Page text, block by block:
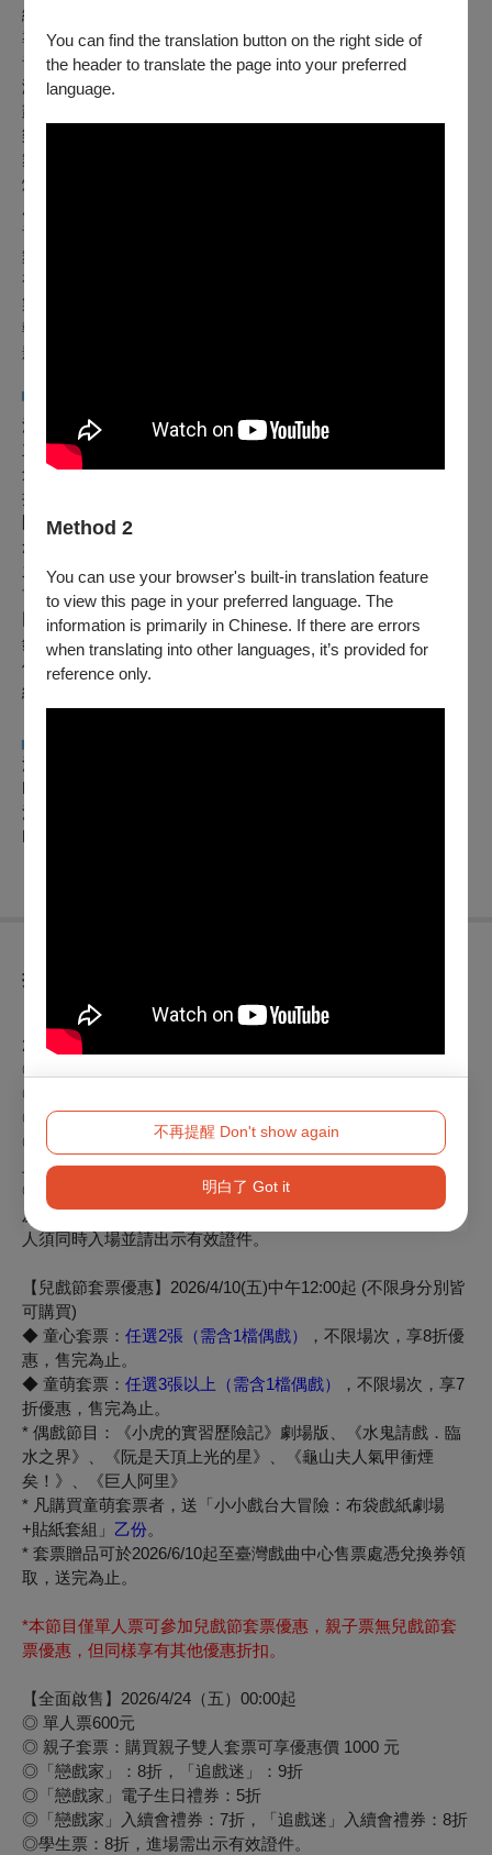
You can find the translation button on the right side of
the header to translate the page into your preferred
language.
Method 2
You can use your browser's built-in translation feature
to view this page in your preferred language. The
information is primarily in Chinese. If there are errors
when translating into other languages, it’s provided for
reference only.
不再提醒 Don't show again
明白了 Got it
編劇｜蔡逸璇
導演｜孫唯真
音樂統籌｜後場作戲 陳歆翰
演員｜尹宣方、許博淵、陳韻竹、陳歆翰、楊宇政 (依姓名筆
劃序)
樂手｜汪倫煒、李東穎、陳紘翊、黃毓家、蕭廷宇
舞台設計｜林凱裕
燈光設計｜曾睿琁
音場設計暨現場混音｜鍾仰哲
舞台監督｜王瓈萱
視覺設計｜LUNBOCHILLA 貳步柒仔
製作人｜詹哈利
執行製作｜景婉綺
影像紀錄｜楊詠裕
▚
浩明創意工作室由劇場製作人詹哈利於 2024 年成立。工作室
立基於獨立製作與場館工作的實務經驗，關注創作者在作品從
創意發想走向觀眾的過程中，經常缺乏穩定而完整的製作支
持。
團隊以製作角度參與創作初期，陪伴藝術家逐步梳理創作概
念，在有限資源中協助平衡創作與製作，並成為創作者與觀眾
之間的溝通橋樑，確保作品能在不減損其獨創性與藝術價值的
前提下，被清楚理解與感受。
同時，浩明創意工作室亦重視觀眾經驗的建立，透過製作與行
銷策略的整合，拉近表演藝術與大眾之間的距離，讓作品不僅
停留於舞台之上，更能成為與不同世代觀眾共享、共感的現場
經驗。
▞▚
浩明創意工作室FACEBOOK
https://www.facebook.com/haomiang/
浩明創意工作室IG
https://www.instagram.com/haomiang_studio/
折扣方案
【會員專屬早鳥優惠】2026/4/10 (五) 12:00至2026/4/23 (四)
23:59止，僅限「臺灣戲曲中心付費會員」購買
◎「戀戲家」早鳥：75折，「追戲迷」早鳥：85折
◎「戀戲家」電子生日禮券：5折
◎「戀戲家」入續會禮券：7折，「追戲迷」入續會禮券：8折
◎「戀戲家」、「追戲迷」早鳥敬老票：5折，限年滿65歲以
上長者本人使用，入場時請出示有效證件。
◎「戀戲家」、「追戲迷」早鳥愛心票：5折，限身障者本人
及陪同者1人使用，兩
人須同時入場並請出示有效證件。
【兒戲節套票優惠】2026/4/10(五)中午12:00起 (不限身分別皆
可購買)
◆ 童心套票： 任選2張（需含1檔偶戲）
，不限場次，享8折優
惠， 售完為止。
◆ 童萌套票： 任選3張以上（需含1檔偶戲） ，不限場次， 享7
折優惠，售完為止。
* 偶戲節目：《小虎的實習歷險記》劇場版、《水鬼請戲．臨
水之界》
、《阮是天頂上光的星》、《龜山夫人氣甲衝煙
矣！》、《巨人阿里》
* 凡購買童萌套票者，送「小小戲台大冒險：布袋戲紙劇場
+貼紙套組」 乙份。
* 套票贈品可於2026/6/10起至臺灣戲曲中心售票處憑兌換券領
取，送完為止。
*本節目僅單人票可參加兒戲節套票優惠，親子票無兒戲節套
票優惠，但同樣享有其他優惠折扣。
【全面啟售】2026/4/24（五）00:00起
◎ 單人票600元
◎ 親子套票：購買親子雙人套票可享優惠價 1000 元
◎「戀戲家」：8折，「追戲迷」：9折
◎「戀戲家」電子生日禮券：5折
◎「戀戲家」入續會禮券：7折，「追戲迷」入續會禮券：8折
◎學生票：8折，進場需出示有效證件。